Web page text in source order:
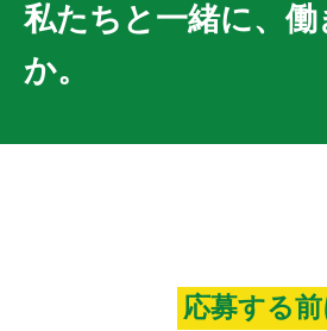
私たちと一緒に、働
か。
応募する前